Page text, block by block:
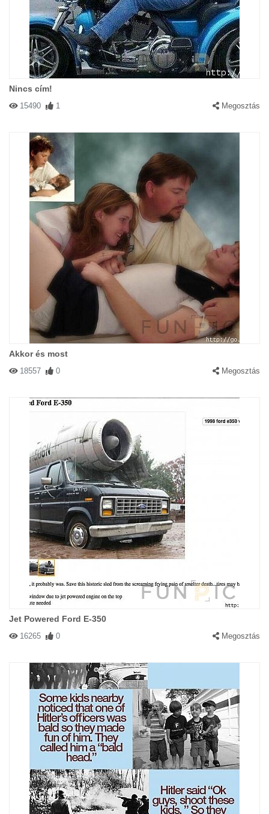
Nincs cím!
15490 1 Megosztás
Akkor és most
18557 0 Megosztás
Jet Powered Ford E-350
16265 0 Megosztás